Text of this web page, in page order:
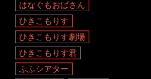
はなぐもおばさん
ひきこもりす
ひきこもりす劇場
ひきこもりす君
ふふシアター